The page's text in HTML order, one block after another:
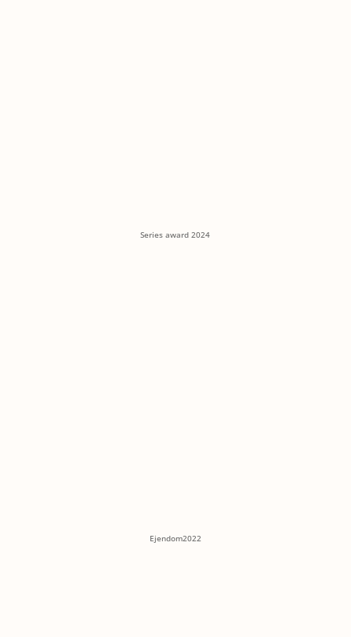
Series award 2024
Ejendom2022